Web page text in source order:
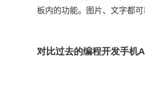
板内的功能。图片、文字都
对比过去的编程开发手机